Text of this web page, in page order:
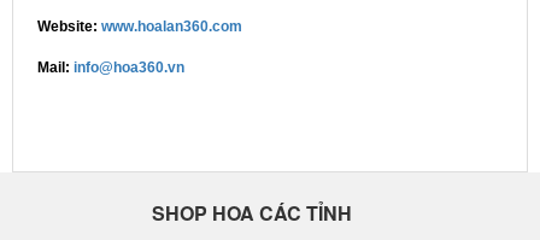
Website: www.hoalan360.com
Mail: info@hoa360.vn
SHOP HOA CÁC TỈNH